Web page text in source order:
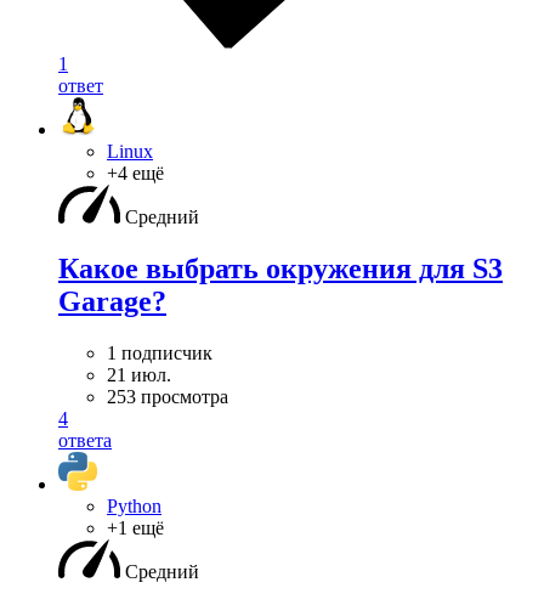
1
ответ
Linux
+4 ещё
Средний
Какое выбрать окружения для S3
Garage?
1 подписчик
21 июл.
253 просмотра
4
ответа
Python
+1 ещё
Средний